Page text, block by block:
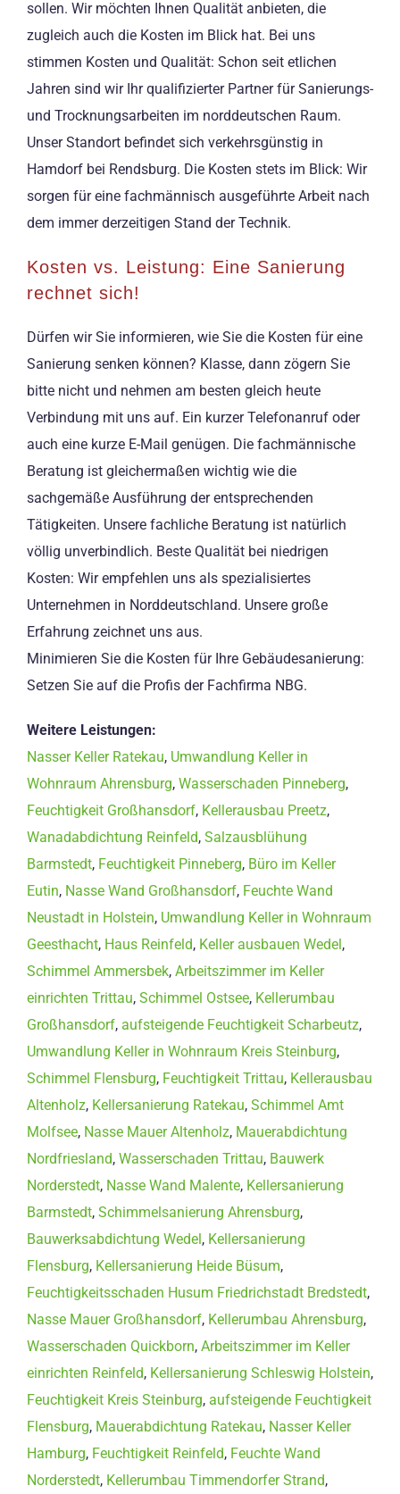
sollen. Wir möchten Ihnen Qualität anbieten, die
zugleich auch die Kosten im Blick hat. Bei uns
stimmen Kosten und Qualität: Schon seit etlichen
Jahren sind wir Ihr qualifizierter Partner für Sanierungs-
und Trocknungsarbeiten im norddeutschen Raum.
Unser Standort befindet sich verkehrsgünstig in
Hamdorf bei Rendsburg. Die Kosten stets im Blick: Wir
sorgen für eine fachmännisch ausgeführte Arbeit nach
dem immer derzeitigen Stand der Technik.
Kosten vs. Leistung: Eine Sanierung
rechnet sich!
Dürfen wir Sie informieren, wie Sie die Kosten für eine
Sanierung senken können? Klasse, dann zögern Sie
bitte nicht und nehmen am besten gleich heute
Verbindung mit uns auf. Ein kurzer Telefonanruf oder
auch eine kurze E-Mail genügen. Die fachmännische
Beratung ist gleichermaßen wichtig wie die
sachgemäße Ausführung der entsprechenden
Tätigkeiten. Unsere fachliche Beratung ist natürlich
völlig unverbindlich. Beste Qualität bei niedrigen
Kosten: Wir empfehlen uns als spezialisiertes
Unternehmen in Norddeutschland. Unsere große
Erfahrung zeichnet uns aus.
Minimieren Sie die Kosten für Ihre Gebäudesanierung:
Setzen Sie auf die Profis der Fachfirma NBG.
Weitere Leistungen:
Nasser Keller Ratekau, Umwandlung Keller in
Wohnraum Ahrensburg, Wasserschaden Pinneberg,
Feuchtigkeit Großhansdorf, Kellerausbau Preetz,
Wanadabdichtung Reinfeld, Salzausblühung
Barmstedt, Feuchtigkeit Pinneberg, Büro im Keller
Eutin, Nasse Wand Großhansdorf, Feuchte Wand
Neustadt in Holstein, Umwandlung Keller in Wohnraum
Geesthacht, Haus Reinfeld, Keller ausbauen Wedel,
Schimmel Ammersbek, Arbeitszimmer im Keller
einrichten Trittau, Schimmel Ostsee, Kellerumbau
Großhansdorf, aufsteigende Feuchtigkeit Scharbeutz,
Umwandlung Keller in Wohnraum Kreis Steinburg,
Schimmel Flensburg, Feuchtigkeit Trittau, Kellerausbau
Altenholz, Kellersanierung Ratekau, Schimmel Amt
Molfsee, Nasse Mauer Altenholz, Mauerabdichtung
Nordfriesland, Wasserschaden Trittau, Bauwerk
Norderstedt, Nasse Wand Malente, Kellersanierung
Barmstedt, Schimmelsanierung Ahrensburg,
Bauwerksabdichtung Wedel, Kellersanierung
Flensburg, Kellersanierung Heide Büsum,
Feuchtigkeitsschaden Husum Friedrichstadt Bredstedt,
Nasse Mauer Großhansdorf, Kellerumbau Ahrensburg,
Wasserschaden Quickborn, Arbeitszimmer im Keller
einrichten Reinfeld, Kellersanierung Schleswig Holstein,
Feuchtigkeit Kreis Steinburg, aufsteigende Feuchtigkeit
Flensburg, Mauerabdichtung Ratekau, Nasser Keller
Hamburg, Feuchtigkeit Reinfeld, Feuchte Wand
Norderstedt, Kellerumbau Timmendorfer Strand,